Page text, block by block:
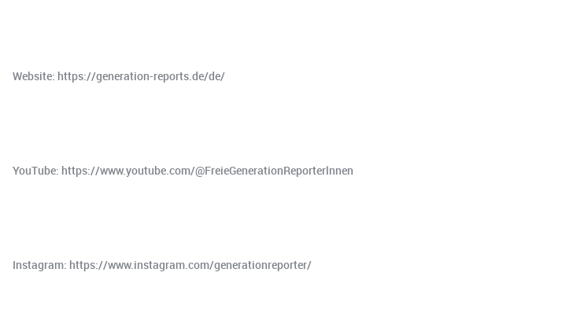
Website: ⁠https://generation-reports.de/de/⁠
YouTube: ⁠https://www.youtube.com/@FreieGenerationReporterlnnen⁠
Instagram: ⁠https://www.instagram.com/generationreporter/⁠